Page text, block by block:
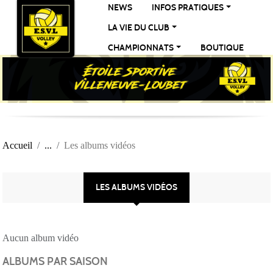
NEWS
INFOS PRATIQUES
LA VIE DU CLUB
CHAMPIONNATS
BOUTIQUE
Accueil Les albums vidéos
LES ALBUMS VIDÉOS
Aucun album vidéo
ALBUMS PAR SAISON
Panneau de gestion des cookies